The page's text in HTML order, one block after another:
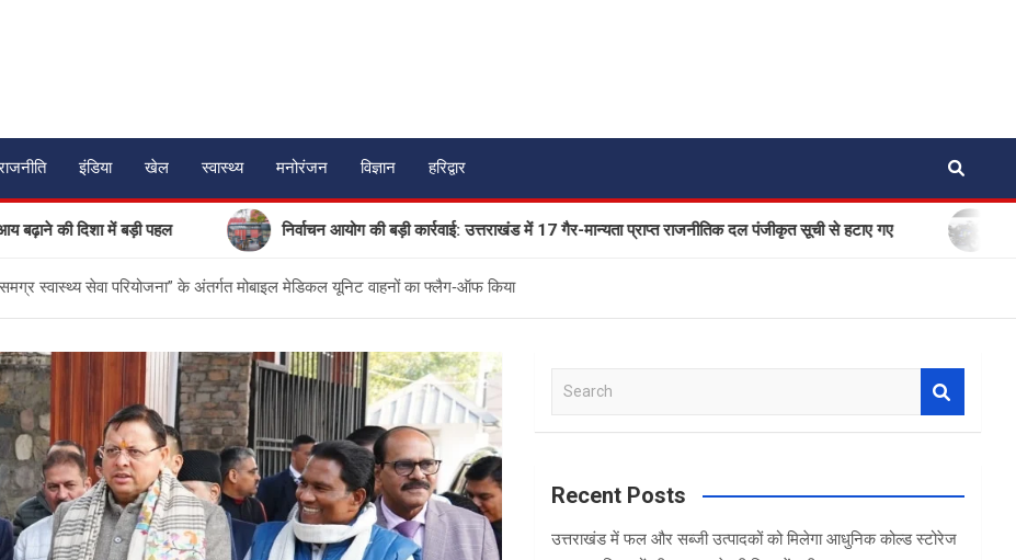
इंडिया खेल स्वास्थ्य मनोरंजन विज्ञान हरिद्वार
में बड़ी पहल निर्वाचन आयोग की बड़ी कार्रवाई: उत्तराखंड में 17 गैर-मान्यता प्राप्त राजनीतिक दल पंजीकृत सूची से हटाए गए एक बार
स्वास्थ्य सेवा परियोजना” के अंतर्गत मोबाइल मेडिकल यूनिट वाहनों का फ्लैग‑ऑफ किया
a
c
Recent Posts
उत्तराखंड में फल और सब्जी उत्पादकों को मिलेगा आधुनिक कोल्ड स्टोरेज